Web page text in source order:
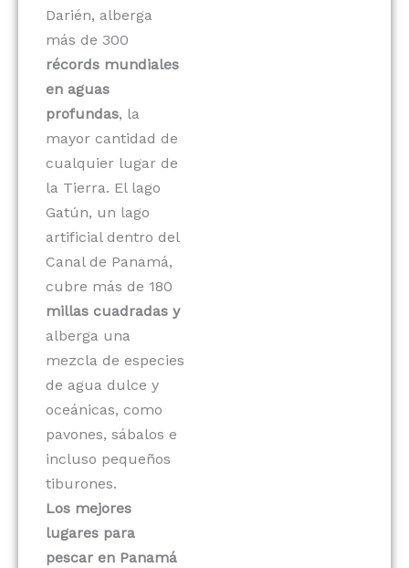
Darién, alberga
más de 300
récords mundiales
en aguas
profundas, la
mayor cantidad de
cualquier lugar de
la Tierra. El lago
Gatún, un lago
artificial dentro del
Canal de Panamá,
cubre más de 180
millas cuadradas y
alberga una
mezcla de especies
de agua dulce y
oceánicas, como
pavones, sábalos e
incluso pequeños
tiburones.
Los mejores
lugares para
pescar en Panamá